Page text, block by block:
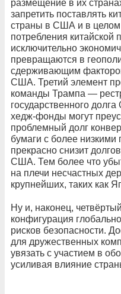
размещение в их
запретить поставлять
страны в США и в целом
потребления китайской
исключительно
превращаются в
сдерживающим
США. Третий элемент
команды Трампа —
государственного
хедж-фонды могут
проблемный долг
бумаги с более
прекрасно снизит
США. Тем более что
на плечи несчастных
крупнейших, таких как
Ну и, наконец,
конфигурация
рисков безопасности.
для дружественных
увязать с участием в
усиливая влияние